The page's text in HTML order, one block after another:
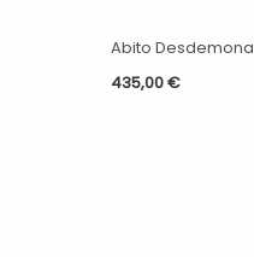
Abito Desdemona
435,00€